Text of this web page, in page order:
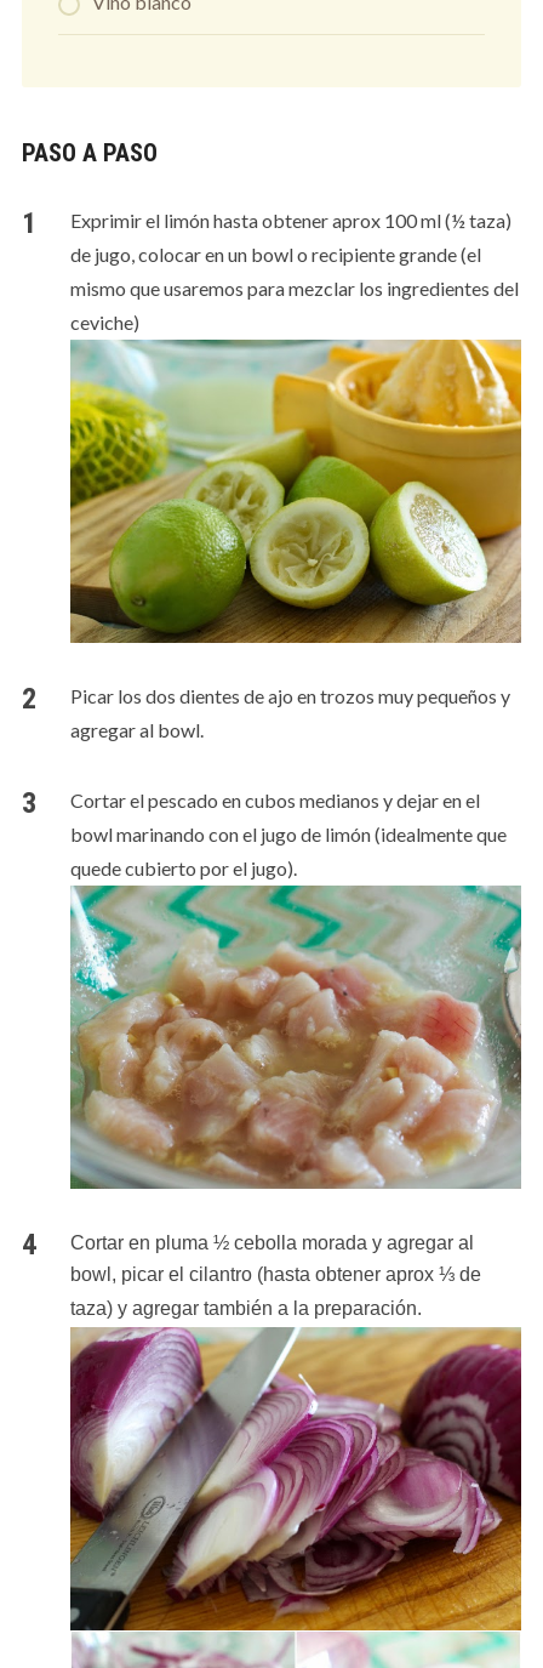
PASO A PASO
Exprimir el limón hasta obtener aprox 100 ml (½ taza)
de jugo, colocar en un bowl o recipiente grande (el
mismo que usaremos para mezclar los ingredientes del
ceviche)
Picar los dos dientes de ajo en trozos muy pequeños y
agregar al bowl.
Cortar el pescado en cubos medianos y dejar en el
bowl marinando con el jugo de limón (idealmente que
quede cubierto por el jugo).
Cortar en pluma ½ cebolla morada y agregar al
bowl, picar el cilantro (hasta obtener aprox ⅓ de
taza) y agregar también a la preparación.